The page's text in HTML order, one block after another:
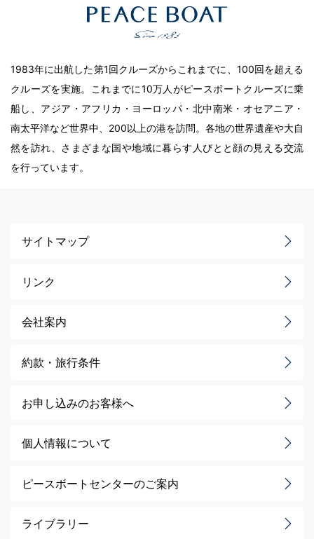
1983年に出航した第1回クルーズからこれまでに、100回を超える
クルーズを実施。これまでに10万人がピースボートクルーズに乗
船し、アジア・アフリカ・ヨーロッパ・北中南米・オセアニア・
南太平洋など世界中、200以上の港を訪問。各地の世界遺産や大自
然を訪れ、さまざまな国や地域に暮らす人びとと顔の見える交流
を行っています。
サイトマップ
リンク
会社案内
約款・旅行条件
お申し込みのお客様へ
個人情報について
ピースボートセンターのご案内
ライブラリー